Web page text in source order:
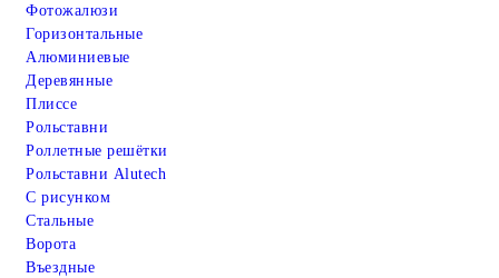
Фотожалюзи
Горизонтальные
Алюминиевые
Деревянные
Плиссе
Рольставни
Роллетные решётки
Рольставни Alutech
С рисунком
Стальные
Ворота
Въездные